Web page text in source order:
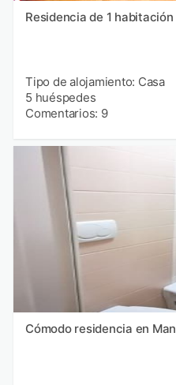
Residencia de 1
Tipo de alojamiento: Casa
5 huéspedes
Comentarios: 9
Cómodo residencia en